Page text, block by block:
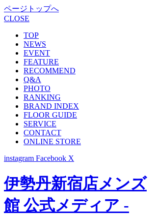
ページトップへ
CLOSE
TOP
NEWS
EVENT
FEATURE
RECOMMEND
Q&A
PHOTO
RANKING
BRAND INDEX
FLOOR GUIDE
SERVICE
CONTACT
ONLINE STORE
instagram Facebook X
伊勢丹新宿店メンズ
館 公式メディア -